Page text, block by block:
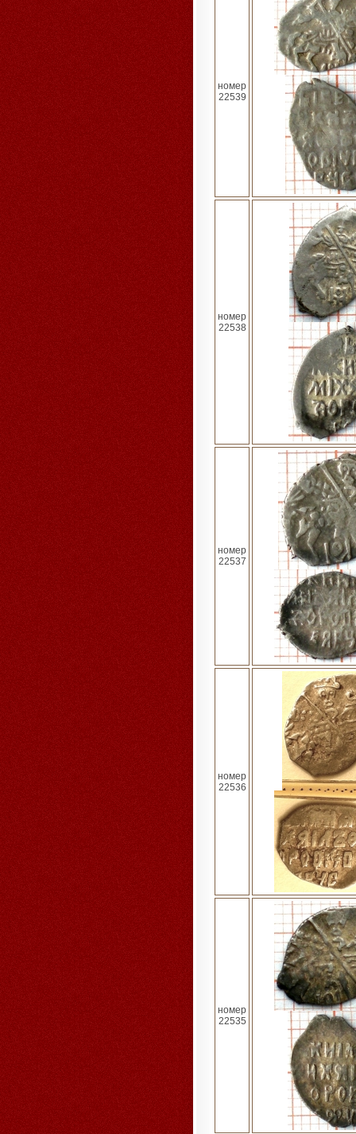
номер
22539
номер
22538
номер
22537
номер
22536
номер
22535